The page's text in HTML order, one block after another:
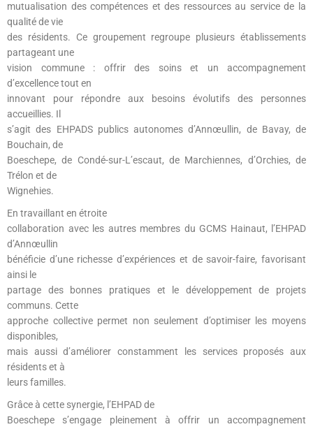
mutualisation des compétences et des ressources au service de la
qualité de vie
des résidents. Ce groupement regroupe plusieurs établissements
partageant une
vision commune : offrir des soins et un accompagnement
d’excellence tout en
innovant pour répondre aux besoins évolutifs des personnes
accueillies. Il
s’agit des EHPADS publics autonomes d’Annœullin, de Bavay, de
Bouchain, de
Boeschepe, de Condé-sur-L’escaut, de Marchiennes, d’Orchies, de
Trélon et de
Wignehies.
En travaillant en étroite
collaboration avec les autres membres du GCMS Hainaut, l’EHPAD
d’Annœullin
bénéficie d’une richesse d’expériences et de savoir-faire, favorisant
ainsi le
partage des bonnes pratiques et le développement de projets
communs. Cette
approche collective permet non seulement d’optimiser les moyens
disponibles,
mais aussi d’améliorer constamment les services proposés aux
résidents et à
leurs familles.
Grâce à cette synergie, l’EHPAD de
Boeschepe s’engage pleinement à offrir un accompagnement